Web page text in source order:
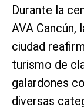
Durante la
AVA Cancún,
ciudad
turismo de
galardones
diversas